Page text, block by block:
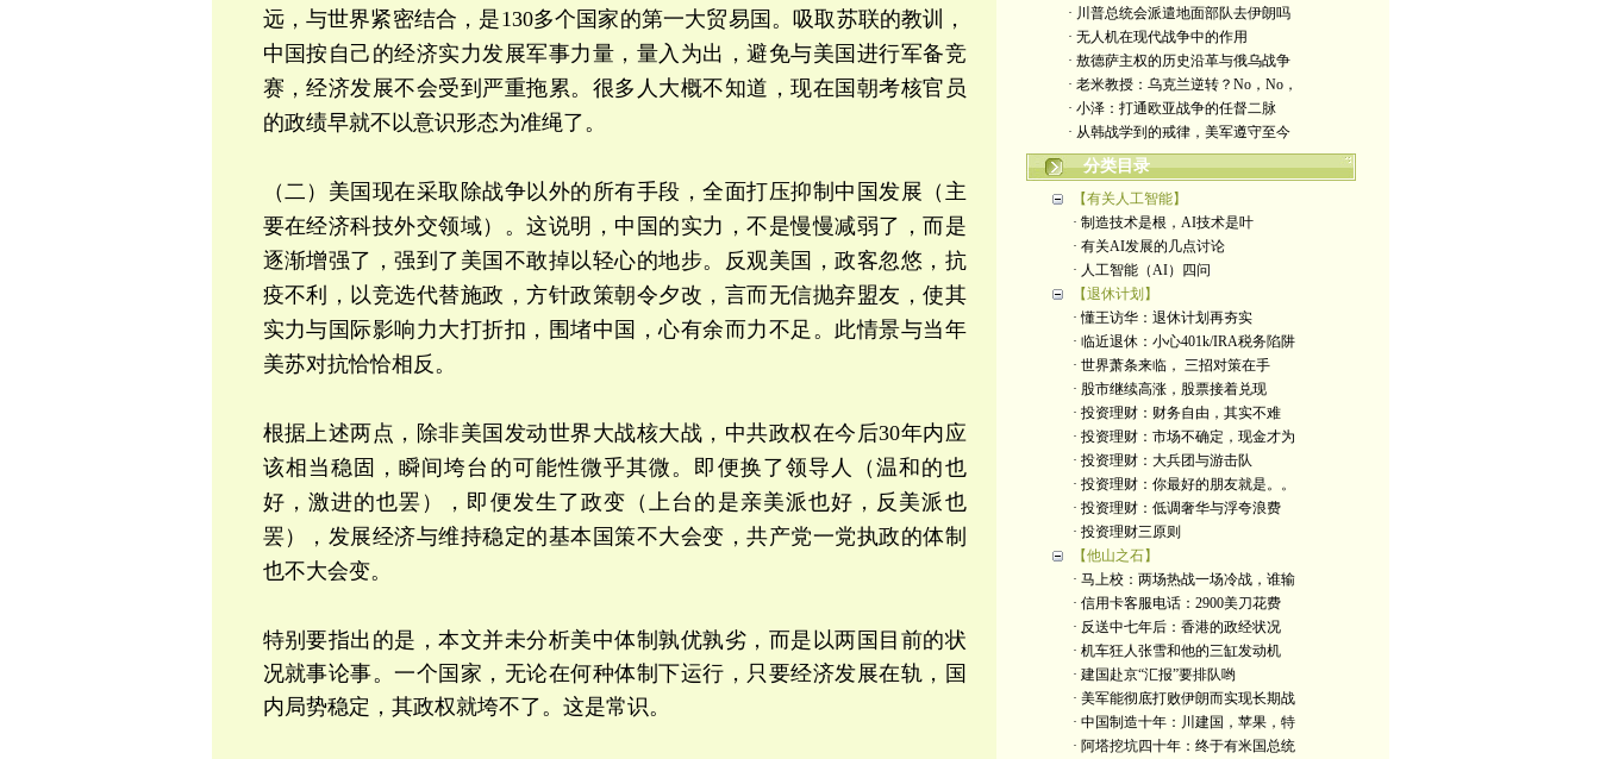
远，与世界紧密结合，是130多个国家的第一大贸易国。吸取苏联的教训，
中国按自己的经济实力发展军事力量，量入为出，避免与美国进行军备竞
赛，经济发展不会受到严重拖累。很多人大概不知道，现在国朝考核官员
的政绩早就不以意识形态为准绳了。
（二）美国现在采取除战争以外的所有手段，全面打压抑制中国发展（主
要在经济科技外交领域）。这说明，中国的实力，不是慢慢减弱了，而是
逐渐增强了，强到了美国不敢掉以轻心的地步。反观美国，政客忽悠，抗
疫不利，以竞选代替施政，方针政策朝令夕改，言而无信抛弃盟友，使其
实力与国际影响力大打折扣，围堵中国，心有余而力不足。此情景与当年
美苏对抗恰恰相反。
根据上述两点，除非美国发动世界大战核大战，中共政权在今后30年内应
该相当稳固，瞬间垮台的可能性微乎其微。即便换了领导人（温和的也
好，激进的也罢），即便发生了政变（上台的是亲美派也好，反美派也
罢），发展经济与维持稳定的基本国策不大会变，共产党一党执政的体制
也不大会变。
特别要指出的是，本文并未分析美中体制孰优孰劣，而是以两国目前的状
况就事论事。一个国家，无论在何种体制下运行，只要经济发展在轨，国
内局势稳定，其政权就垮不了。这是常识。
· 川普总统会派遣地面部队去伊朗吗
· 无人机在现代战争中的作用
· 敖德萨主权的历史沿革与俄乌战争
· 老米教授：乌克兰逆转？No，No，
· 小泽：打通欧亚战争的任督二脉
· 从韩战学到的戒律，美军遵守至今
分类目录
【有关人工智能】
· 制造技术是根，AI技术是叶
· 有关AI发展的几点讨论
· 人工智能（AI）四问
【退休计划】
· 懂王访华：退休计划再夯实
· 临近退休：小心401k/IRA税务陷阱
· 世界萧条来临， 三招对策在手
· 股市继续高涨，股票接着兑现
· 投资理财：财务自由，其实不难
· 投资理财：市场不确定，现金才为
· 投资理财：大兵团与游击队
· 投资理财：你最好的朋友就是。。
· 投资理财：低调奢华与浮夸浪费
· 投资理财三原则
【他山之石】
· 马上校：两场热战一场冷战，谁输
· 信用卡客服电话：2900美刀花费
· 反送中七年后：香港的政经状况
· 机车狂人张雪和他的三缸发动机
· 建国赴京“汇报”要排队哟
· 美军能彻底打败伊朗而实现长期战
· 中国制造十年：川建国，苹果，特
· 阿塔挖坑四十年：终于有米国总统